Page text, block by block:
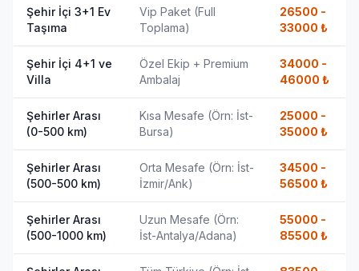
Şehir İçi 3+1 Ev
Taşıma
Vip Paket (Full
Toplama)
26500 -
33000 ₺
Şehir İçi 4+1 ve
Villa
Özel Ekip + Premium
Ambalaj
34000 -
46000 ₺
Şehirler Arası
(0-500 km)
Kısa Mesafe (Örn: İst-
Bursa)
25000 -
35000 ₺
Şehirler Arası
(500-500 km)
Orta Mesafe (Örn: İst-
İzmir/Ank)
34500 -
56500 ₺
Şehirler Arası
(500-1000 km)
Uzun Mesafe (Örn:
İst-Antalya/Adana)
55000 -
85500 ₺